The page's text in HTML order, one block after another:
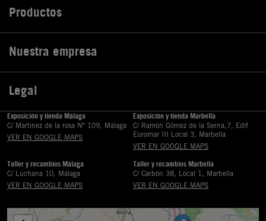
Productos
Nuestra empresa
Legal
Exposición y tienda Málaga
C/ Martinez de la rosa Nº 109, Málaga
VER EN GOOGLE MAPS
Exposición y tienda Marbella
C/ Ramón Gómez de la Serna,7, Edif
Euromar III Local 3, Marbella
VER EN GOOGLE MAPS
Taller y recambios Málaga
C/ Luchana 10, Málaga
VER EN GOOGLE MAPS
Taller y recambios Marbella
C/ Carbón 38, Local 1, Marbella
VER EN GOOGLE MAPS